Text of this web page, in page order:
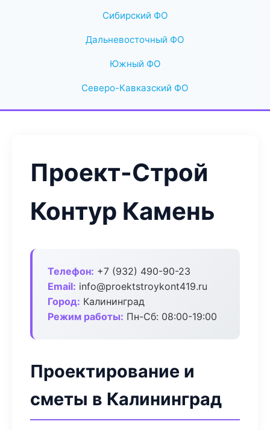
Сибирский ФО
Дальневосточный ФО
Южный ФО
Северо-Кавказский ФО
Проект-Строй
Контур Камень
Телефон: +7 (932) 490-90-23
Email: info@proektstroykont419.ru
Город: Калининград
Режим работы: Пн-Сб: 08:00-19:00
Проектирование и
сметы в Калининград